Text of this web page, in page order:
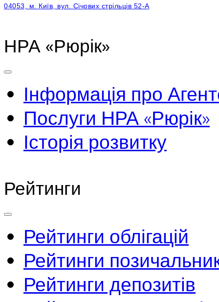
04053, м. Київ, вул. Січових стрільців 52-А
НРА «Рюрік»
Інформація про
Послуги НРА «Рюрік»
Історія розвитку
Рейтинги
Рейтинги облігацій
Рейтинги
Рейтинги депозитів